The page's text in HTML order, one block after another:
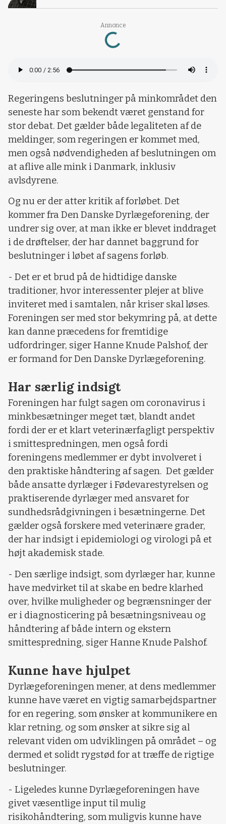
Annonce
Loading...
Regeringens beslutninger på minkområdet den
seneste har som bekendt været genstand for
stor debat. Det gælder både legaliteten af de
meldinger, som regeringen er kommet med,
men også nødvendigheden af beslutningen om
at aflive alle mink i Danmark, inklusiv
avlsdyrene.
Og nu er der atter kritik af forløbet. Det
kommer fra Den Danske Dyrlægeforening, der
undrer sig over, at man ikke er blevet inddraget
i de drøftelser, der har dannet baggrund for
beslutninger i løbet af sagens forløb.
- Det er et brud på de hidtidige danske
traditioner, hvor interessenter plejer at blive
inviteret med i samtalen, når kriser skal løses.
Foreningen ser med stor bekymring på, at dette
kan danne præcedens for fremtidige
udfordringer, siger Hanne Knude Palshof, der
er formand for Den Danske Dyrlægeforening.
Har særlig indsigt
Foreningen har fulgt sagen om coronavirus i
minkbesætninger meget tæt, blandt andet
fordi der er et klart veterinærfagligt perspektiv
i smittespredningen, men også fordi
foreningens medlemmer er dybt involveret i
den praktiske håndtering af sagen. Det gælder
både ansatte dyrlæger i Fødevarestyrelsen og
praktiserende dyrlæger med ansvaret for
sundhedsrådgivningen i besætningerne. Det
gælder også forskere med veterinære grader,
der har indsigt i epidemiologi og virologi på et
højt akademisk stade.
- Den særlige indsigt, som dyrlæger har, kunne
have medvirket til at skabe en bedre klarhed
over, hvilke muligheder og begrænsninger der
er i diagnosticering på besætningsniveau og
håndtering af både intern og ekstern
smittespredning, siger Hanne Knude Palshof.
Kunne have hjulpet
Dyrlægeforeningen mener, at dens medlemmer
kunne have været en vigtig samarbejdspartner
for en regering, som ønsker at kommunikere en
klar retning, og som ønsker at sikre sig al
relevant viden om udviklingen på området – og
dermed et solidt rygstød for at træffe de rigtige
beslutninger.
- Ligeledes kunne Dyrlægeforeningen have
givet væsentlige input til mulig
risikohåndtering, som muligvis kunne have